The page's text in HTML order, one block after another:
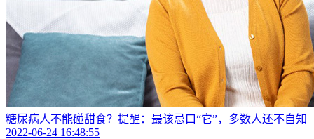
糖尿病人不能碰甜食？提醒：最该忌口“它”，多数人还不自知
2022-06-24 16:48:55